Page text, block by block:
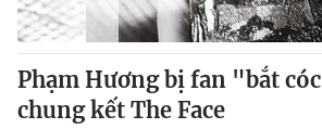
Phạm Hương bị fan "bắt
chung kết The Face